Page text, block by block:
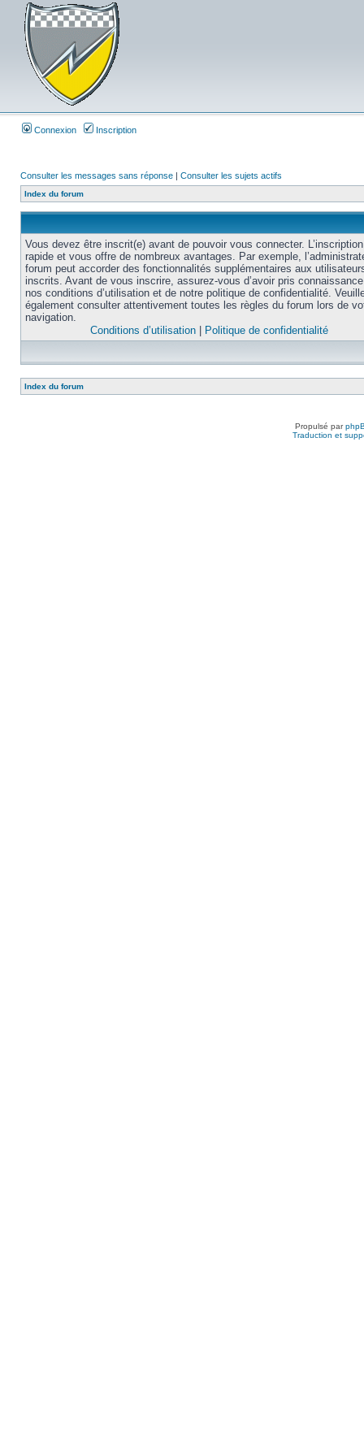
Connexion Inscription
Consulter les messages sans réponse | Consulter les sujets actifs
Index du forum
Vous devez être inscrit(e) avant de pouvoir vous connecter.
rapide et vous offre de nombreux avantages. Par exemple,
forum peut accorder des fonctionnalités supplémentaires aux
inscrits. Avant de vous inscrire, assurez-vous d’avoir pris
nos conditions d’utilisation et de notre politique de confidentialité.
également consulter attentivement toutes les règles du forum lors de
navigation.
Conditions d’utilisation
Politique de confidentialité
Index du forum
Propulsé par
Traduction et